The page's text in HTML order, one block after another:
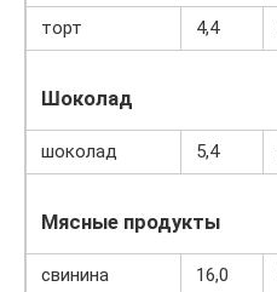
торт 4,4
Шоколад
шоколад 5,4
Мясные продукты
свинина 16,0